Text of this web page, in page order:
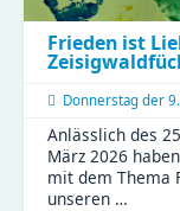
Frieden ist
Donnerstag der
Anlässlich des
März 2026
mit dem Thema
unseren …